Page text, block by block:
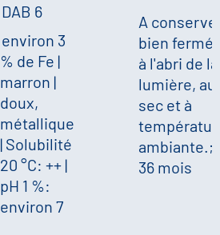
DAB 6
environ 3
% de Fe |
marron |
doux,
métallique
| Solubilité
20 °C: ++ |
pH 1 %:
environ 7
A
bien fermé,
à l'abri de la
lumière, au
sec et à
ambiante.;
36 mois